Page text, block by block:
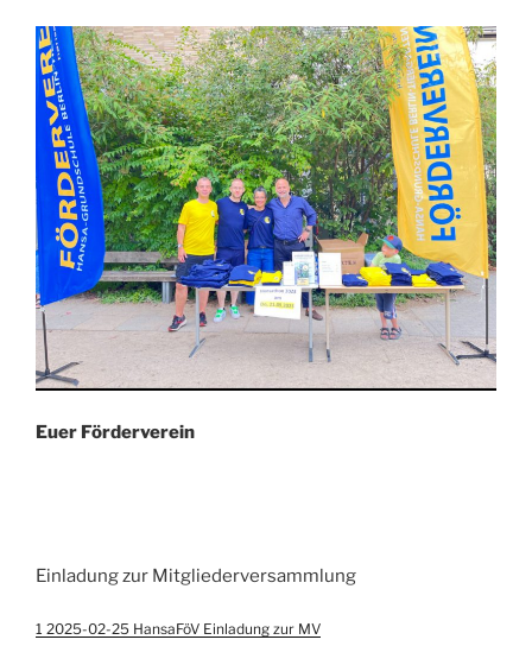
Euer Förderverein
Einladung zur Mitgliederversammlung
1 2025-02-25 HansaFöV Einladung zur MV